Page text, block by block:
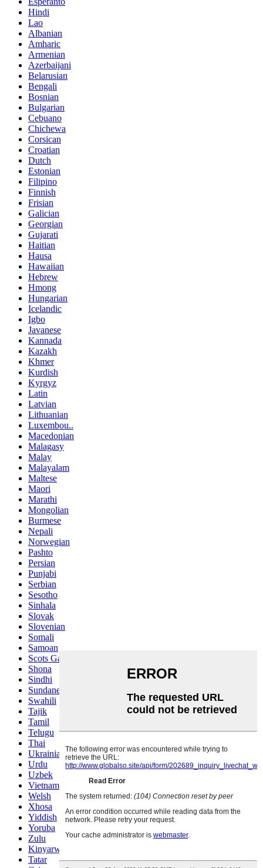
Hindi
Lao
Albanian
Amharic
Armenian
Azerbaijani
Belarusian
Bengali
Bosnian
Bulgarian
Cebuano
Chichewa
Corsican
Croatian
Dutch
Estonian
Filipino
Finnish
Frisian
Galician
Georgian
Gujarati
Haitian
Hausa
Hawaiian
Hebrew
Hmong
Hungarian
Icelandic
Igbo
Javanese
Kannada
Kazakh
Khmer
Kurdish
Kyrgyz
Latin
Latvian
Lithuanian
Luxembou..
Macedonian
Malagasy
Malay
Malayalam
Maltese
Maori
Marathi
Mongolian
Burmese
Nepali
Norwegian
Pashto
Persian
Punjabi
Serbian
Sesotho
Sinhala
Slovak
Slovenian
Somali
Samoan
Scots Gaelic
Shona
Sindhi
Sundanese
Swahili
Tajik
Tamil
Telugu
Thai
Ukrainian
Urdu
Uzbek
Vietnamese
Welsh
Xhosa
Yiddish
Yoruba
Zulu
Kinyarwanda
Tatar